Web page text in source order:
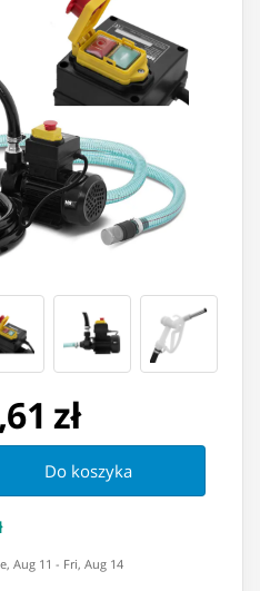
zł
Do koszyka
Aug 11 - Fri, Aug 14